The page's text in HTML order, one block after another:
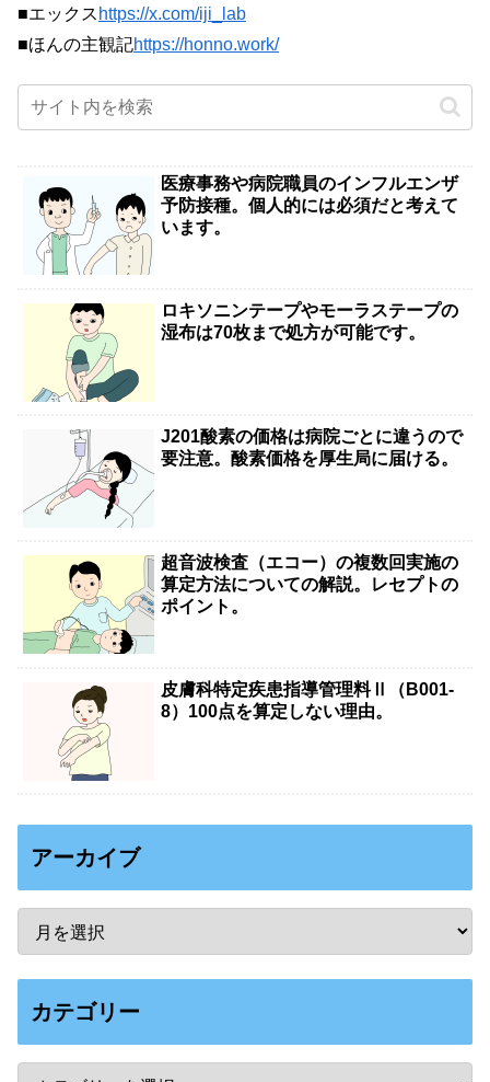
■エックス https://x.com/iji_lab
■ほんの主観記https://honno.work/
医療事務や病院職員のインフルエンザ
予防接種。個人的には必須だと考えて
います。
ロキソニンテープやモーラステープの
湿布は70枚まで処方が可能です。
J201酸素の価格は病院ごとに違うので
要注意。酸素価格を厚生局に届ける。
超音波検査（エコー）の複数回実施の
算定方法についての解説。レセプトの
ポイント。
皮膚科特定疾患指導管理料Ⅱ（B001-
8）100点を算定しない理由。
アーカイブ
カテゴリー